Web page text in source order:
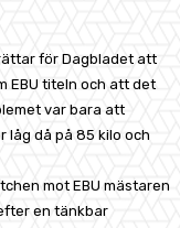
för Dagbladet att
EBU titeln och att det
var bara att
låg då på 85 kilo och
mot EBU mästaren
en tänkbar